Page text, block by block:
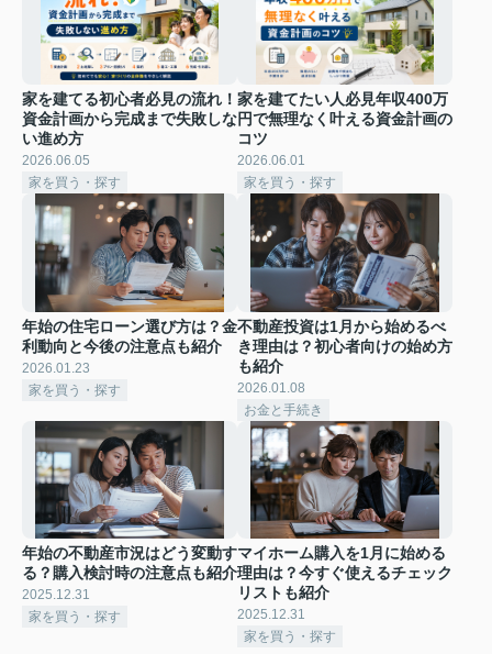
家を建てる初心者必見の流れ！
資金計画から完成まで失敗しな
い進め方
2026.06.05
家を買う・探す
家を建てたい人必見年収400万
円で無理なく叶える資金計画の
コツ
2026.06.01
家を買う・探す
年始の住宅ローン選び方は？金
利動向と今後の注意点も紹介
2026.01.23
家を買う・探す
不動産投資は1月から始めるべ
き理由は？初心者向けの始め方
も紹介
2026.01.08
お金と手続き
年始の不動産市況はどう変動す
る？購入検討時の注意点も紹介
2025.12.31
家を買う・探す
マイホーム購入を1月に始める
理由は？今すぐ使えるチェック
リストも紹介
2025.12.31
家を買う・探す